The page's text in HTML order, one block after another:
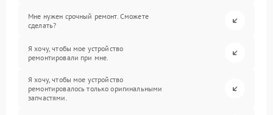
Мне нужен срочный ремонт. Сможете
сделать?
Я хочу, чтобы мое устройство
ремонтировали при мне.
Я хочу, чтобы мое устройство
ремонтировалось только оригинальными
запчастями.